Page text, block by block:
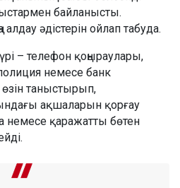
байланысты.
әдістерін ойлап табуда.
– телефон қоңыраулары,
немесе банк
таныстырып,
ақшаларын қорғау
немесе қаражатты бөтен